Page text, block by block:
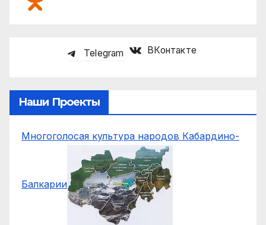
Telegram ВКонтакте
Наши Проекты
Многоголосая культура народов Кабардино-
Балкарии